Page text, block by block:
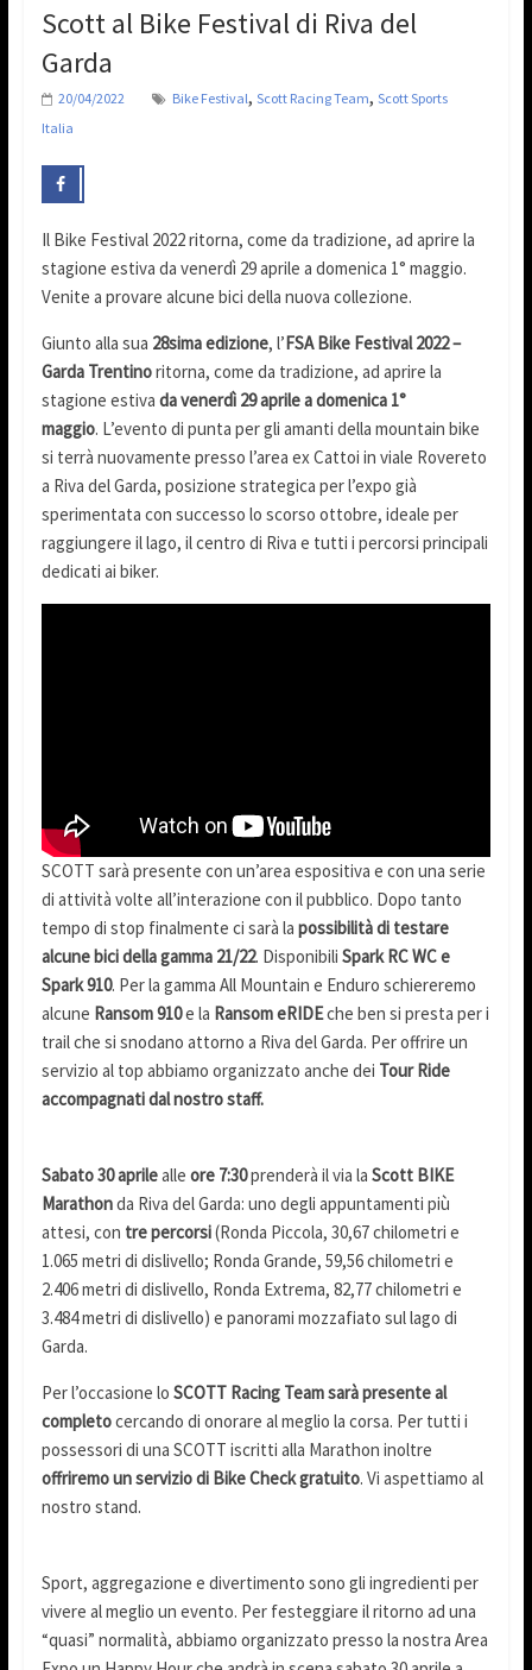
Scott al Bike Festival di Riva del
Garda
20/04/2022 Bike Festival, Scott Racing Team, Scott Sports
Italia
Il Bike Festival 2022 ritorna, come da tradizione, ad aprire la
stagione estiva da venerdì 29 aprile a domenica 1° maggio.
Venite a provare alcune bici della nuova collezione.
Giunto alla sua 28sima edizione, l’FSA Bike Festival 2022 –
Garda Trentinoritorna, come da tradizione, ad aprire la
stagione estiva da venerdì 29 aprile a domenica 1°
maggio. L’evento di punta per gli amanti della mountain bike
si terrà nuovamente presso l’area ex Cattoi in viale Rovereto
a Riva del Garda, posizione strategica per l’expo già
sperimentata con successo lo scorso ottobre, ideale per
raggiungere il lago, il centro di Riva e tutti i percorsi principali
dedicati ai biker.
SCOTT sarà presente con un’area espositiva e con una serie
di attività volte all’interazione con il pubblico. Dopo tanto
tempo di stop finalmente ci sarà la possibilità di testare
alcune bici della gamma 21/22. Disponibili Spark RC WC e
Spark 910. Per la gamma All Mountain e Enduro schiereremo
alcune Ransom 910e la Ransom eRIDEche ben si presta per i
trail che si snodano attorno a Riva del Garda. Per offrire un
servizio al top abbiamo organizzato anche dei Tour Ride
accompagnati dal nostro staff.
Sabato 30 aprilealle ore 7:30prenderà il via la Scott BIKE
Marathonda Riva del Garda: uno degli appuntamenti più
attesi, con tre percorsi(Ronda Piccola, 30,67 chilometri e
1.065 metri di dislivello; Ronda Grande, 59,56 chilometri e
2.406 metri di dislivello, Ronda Extrema, 82,77 chilometri e
3.484 metri di dislivello) e panorami mozzafiato sul lago di
Garda.
Per l’occasione lo SCOTT Racing Team sarà presente al
completocercando di onorare al meglio la corsa. Per tutti i
possessori di una SCOTT iscritti alla Marathon inoltre
offriremo un servizio di Bike Check gratuito. Vi aspettiamo al
nostro stand.
Sport, aggregazione e divertimento sono gli ingredienti per
vivere al meglio un evento. Per festeggiare il ritorno ad una
“quasi” normalità, abbiamo organizzato presso la nostra Area